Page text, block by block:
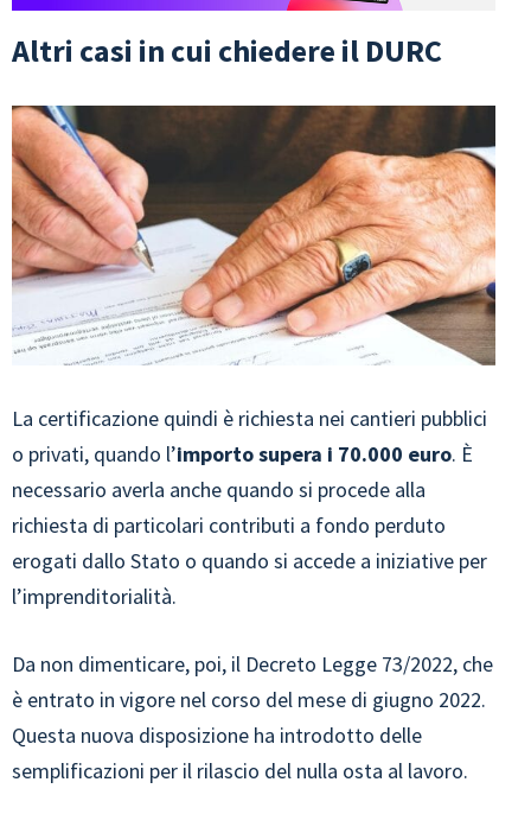
Altri casi in cui chiedere il DURC
La certificazione quindi è richiesta nei cantieri pubblici
o privati, quando l’importo supera i 70.000 euro. È
necessario averla anche quando si procede alla
richiesta di particolari contributi a fondo perduto
erogati dallo Stato o quando si accede a iniziative per
l’imprenditorialità.
Da non dimenticare, poi, il Decreto Legge 73/2022, che
è entrato in vigore nel corso del mese di giugno 2022.
Questa nuova disposizione ha introdotto delle
semplificazioni per il rilascio del nulla osta al lavoro.